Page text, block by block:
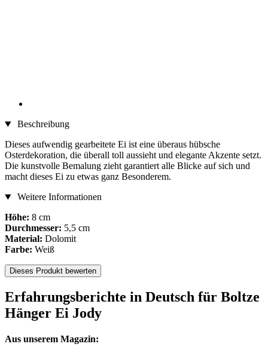
Beschreibung
Dieses aufwendig gearbeitete Ei ist eine überaus hübsche
Osterdekoration, die überall toll aussieht und elegante Akzente setzt.
Die kunstvolle Bemalung zieht garantiert alle Blicke auf sich und
macht dieses Ei zu etwas ganz Besonderem.
Weitere Informationen
Höhe: 8 cm
Durchmesser: 5,5 cm
Material: Dolomit
Farbe: Weiß
Dieses Produkt bewerten
Erfahrungsberichte in Deutsch für Boltze
Hänger Ei Jody
Aus unserem Magazin: